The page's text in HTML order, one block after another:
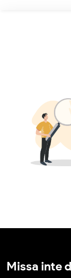
Missa inte